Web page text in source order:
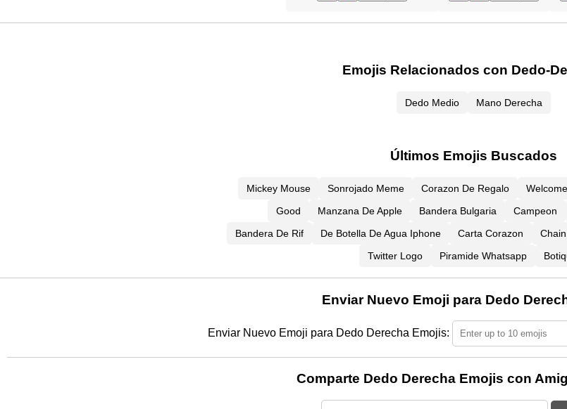
Emojis Relacionados con Dedo-
Dedo Medio Mano Derecha
Últimos Emojis Buscados
Mickey Mouse Sonrojado Meme Corazon De Regalo Welcome
Good
Manzana De Apple Bandera Bulgaria Campeon
Bandera De Rif
De Botella De Agua Iphone Carta Corazon Chain
Twitter Logo
Piramide Whatsapp
Enviar Nuevo Emoji para Dedo
Enviar Nuevo Emoji para Dedo Derecha Emojis:
Comparte Dedo Derecha Emojis con